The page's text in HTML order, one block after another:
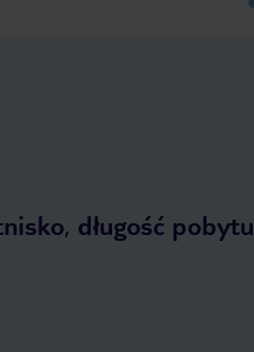
, długość pobytu